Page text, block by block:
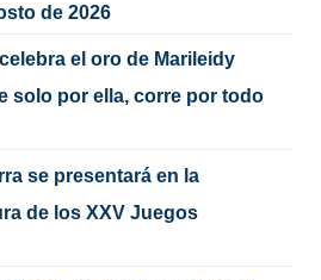
de 2026
el oro de Marileidy
solo por ella, corre por todo
se presentará en la
de los XXV Juegos